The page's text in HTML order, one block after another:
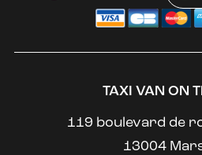
TAXI VAN ON
119 boulevard de
13004